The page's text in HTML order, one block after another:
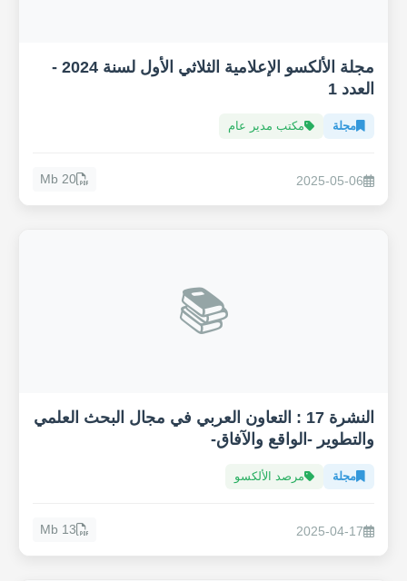
مجلة الألكسو الإعلامية الثلاثي الأول لسنة 2024 -
العدد 1
مجلة مكتب مدير عام
2025-05-06
20 Mb
📚
النشرة 17 : التعاون العربي في مجال البحث العلمي
والتطوير -الواقع والآفاق-
مجلة مرصد الألكسو
2025-04-17
13 Mb